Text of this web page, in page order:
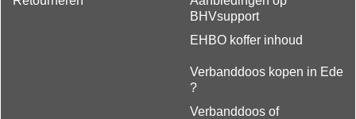
BHVsupport
EHBO koffer inhoud
Verbanddoos kopen in Ede
?
Verbanddoos of